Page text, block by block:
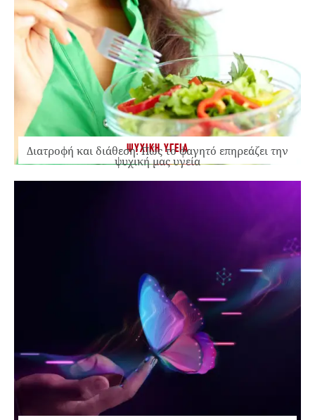
ΨΥΧΙΚΗ ΥΓΕΙΑ
Διατροφή και διάθεση: Πώς το φαγητό επηρεάζει την
ψυχική μας υγεία